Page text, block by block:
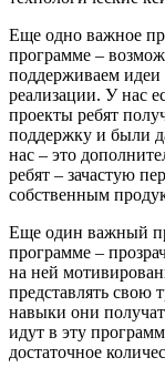
Еще одно важное
программе –
поддерживаем идеи
реализации. У нас
проекты ребят
поддержку и были
нас – это
ребят – зачастую
собственным
Еще один важный
программе –
на ней
представлять свою
навыки они получат
идут в эту
достаточное